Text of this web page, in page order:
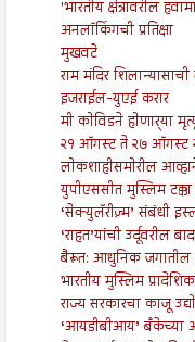
'भारतीय क्षेत्रावरील
अनलॉकिंगची प्रतिक्षा
मुखवटे
राम मंदिर शिलान्यासाची
इजराईल-युएई करार
मी कोविडने होणार्‍या
२१ ऑगस्ट ते २७ ऑगस्ट
लोकशाहीसमोरील
युपीएससीत मुस्लिम
‘सेक्युलॅरीज़्म’ संबंधी
‘राहत’यांची उर्दूवरील
बैरूत: आधुनिक जगातील
भारतीय मुस्लिम
राज्य सरकारचा काजू
‘आयडीबीआय’ बँकेच्या